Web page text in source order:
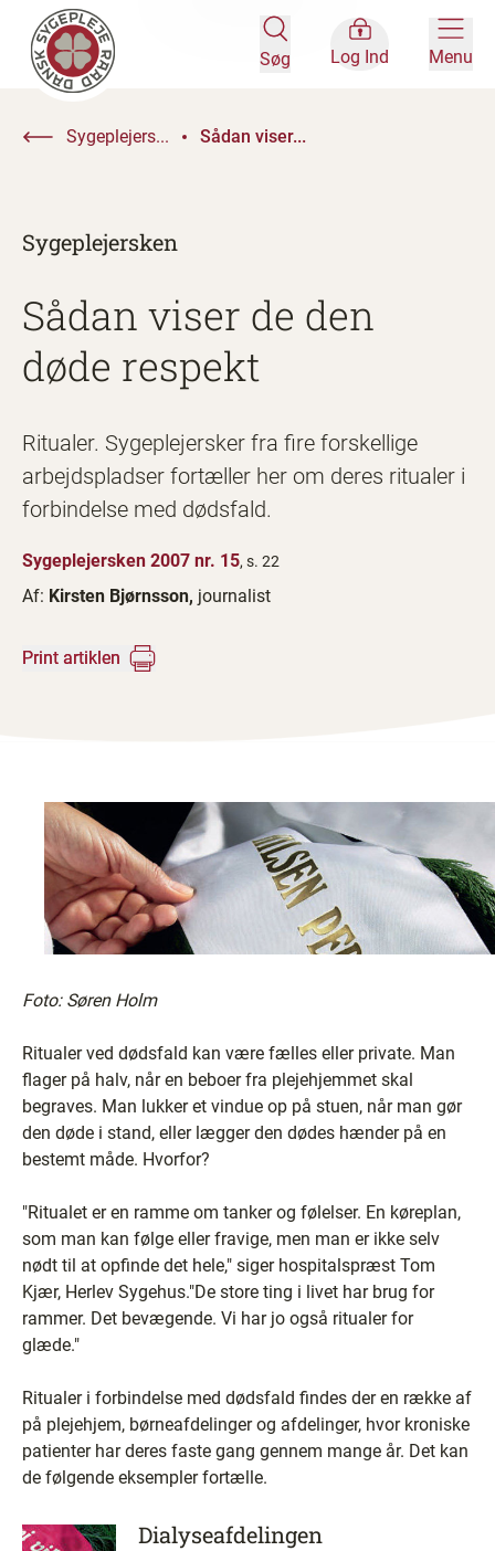
Søg Log Ind Menu
Sygeplejers... Sådan viser...
Sygeplejersken
Sådan viser de den
døde respekt
Ritualer. Sygeplejersker fra fire forskellige
arbejdspladser fortæller her om deres ritualer i
forbindelse med dødsfald.
Sygeplejersken 2007 nr. 15, s. 22
Af: Kirsten Bjørnsson, journalist
Print artiklen
Foto: Søren Holm
Ritualer ved dødsfald kan være fælles eller private. Man
flager på halv, når en beboer fra plejehjemmet skal
begraves. Man lukker et vindue op på stuen, når man gør
den døde i stand, eller lægger den dødes hænder på en
bestemt måde. Hvorfor?
"Ritualet er en ramme om tanker og følelser. En køreplan,
som man kan følge eller fravige, men man er ikke selv
nødt til at opfinde det hele," siger hospitalspræst Tom
Kjær, Herlev Sygehus."De store ting i livet har brug for
rammer. Det bevægende. Vi har jo også ritualer for
glæde."
Ritualer i forbindelse med dødsfald findes der en række af
på plejehjem, børneafdelinger og afdelinger, hvor kroniske
patienter har deres faste gang gennem mange år. Det kan
de følgende eksempler fortælle.
Dialyseafdelingen